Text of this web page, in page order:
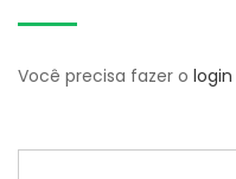
Você precisa fazer o login